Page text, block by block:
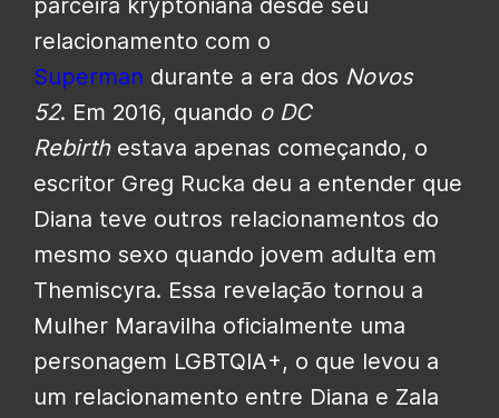
parceira kryptoniana desde seu
relacionamento com o
Superman durante a era dos Novos
52. Em 2016, quando o DC
Rebirthestava apenas começando, o
escritor Greg Rucka deu a entender que
Diana teve outros relacionamentos do
mesmo sexo quando jovem adulta em
Themiscyra. Essa revelação tornou a
Mulher Maravilha oficialmente uma
personagem LGBTQIA+, o que levou a
um relacionamento entre Diana e Zala